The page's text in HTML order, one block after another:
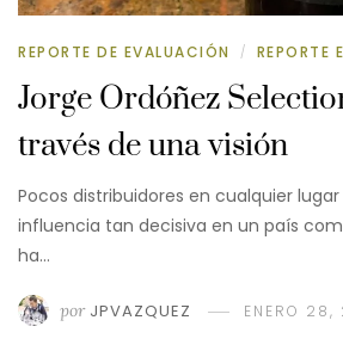
REPORTE DE EVALUACIÓN / REPORTE
Jorge Ordóñez
través de una visión
Pocos distribuidores en cualquier
influencia tan decisiva en un país
ha…
por JPVAZQUEZ ENERO 28,